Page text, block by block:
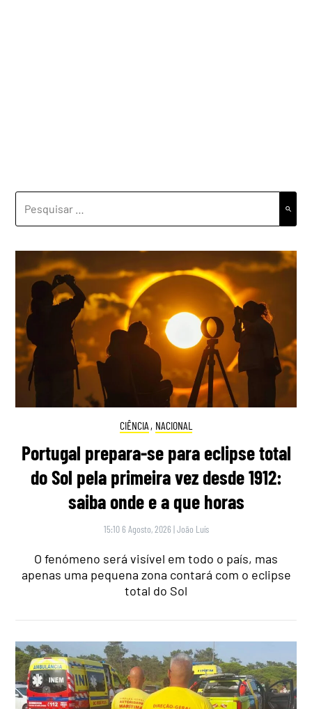
POR:
CIÊNCIA , NACIONAL
Portugal prepara-se para eclipse total
do Sol pela primeira vez desde 1912:
saiba onde e a que horas
15:10 6 Agosto, 2026 |João Luís
O fenómeno será visível em todo o país, mas
apenas uma pequena zona contará com o eclipse
total do Sol